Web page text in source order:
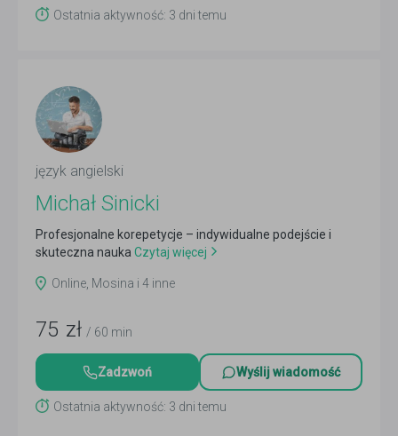
Ostatnia aktywność: 3 dni temu
język angielski
Michał Sinicki
Profesjonalne korepetycje – indywidualne podejście i
skuteczna nauka Czytaj więcej
Online, Mosina i 4 inne
75 zł / 60 min
Zadzwoń Wyślij wiadomość
Ostatnia aktywność: 3 dni temu